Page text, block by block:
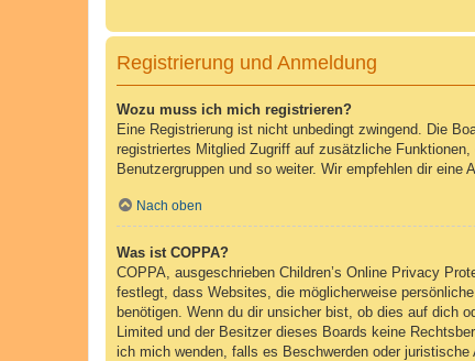
Registrierung und Anmeldung
Wozu muss ich mich registrieren?
Eine Registrierung ist nicht unbedingt zwingend. Die
registriertes Mitglied Zugriff auf zusätzliche
Benutzergruppen und so weiter. Wir empfehlen dir
Nach oben
Was ist COPPA?
COPPA, ausgeschrieben Children’s Online Privacy
festlegt, dass Websites, die möglicherweise
benötigen. Wenn du dir unsicher bist, ob dies auf dich
Limited und der Besitzer dieses Boards keine
ich mich wenden, falls es Beschwerden oder juristische